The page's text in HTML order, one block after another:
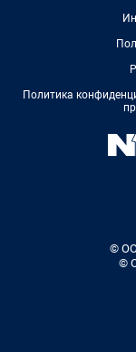
Политика
©
©